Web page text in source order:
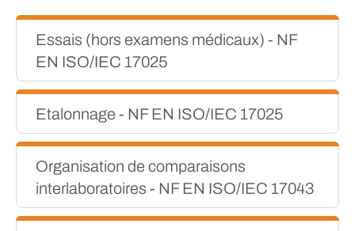
Essais (hors examens médicaux) - NF
EN ISO/IEC 17025
Etalonnage - NF EN ISO/IEC 17025
Organisation de comparaisons
interlaboratoires - NF EN ISO/IEC 17043